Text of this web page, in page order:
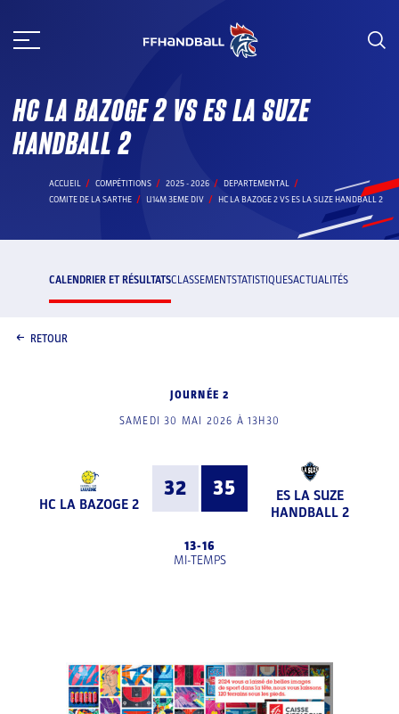
au
HC LA BAZOGE 2 VS ES LA SUZE
HANDBALL 2
ACCUEIL COMPÉTITIONS 2025 - 2026
DEPARTEMENTAL
COMITE DE LA SARTHE
U14M 3EME DIV HC LA BAZOGE 2 VS ES LA SUZE HANDBALL 2
CALENDRIER ET RÉSULTATSCLASSEMENTSTATISTIQUESACTUALITÉS
RETOUR
JOURNÉE 2
SAMEDI 30 MAI 2026 À 13H30
HC LA BAZOGE 2
32 35
ES LA SUZE
HANDBALL 2
13-16
MI-TEMPS